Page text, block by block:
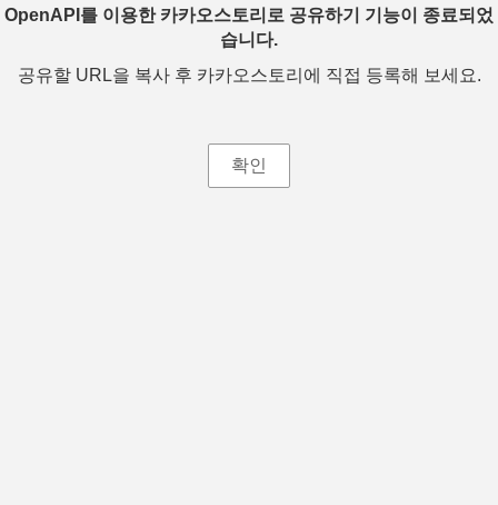
OpenAPI를 이용한 카카오스토리로 공유하기 기능이 종료되었
습니다.
공유할 URL을 복사 후 카카오스토리에 직접 등록해 보세요.
확인